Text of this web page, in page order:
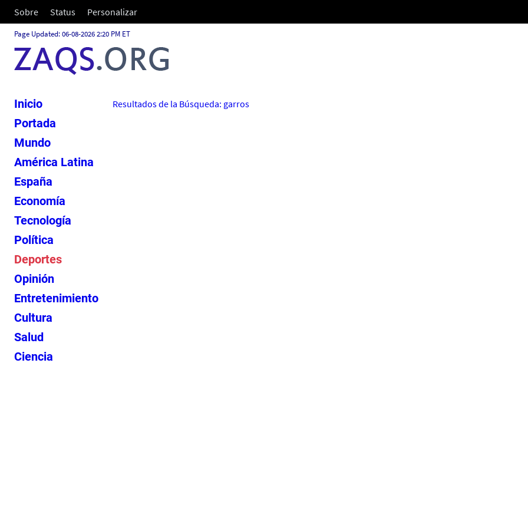
Sobre Status Personalizar
Page Updated: 06-08-2026 2:20 PM ET
Inicio
Portada
Mundo
América Latina
España
Economía
Tecnología
Política
Deportes
Opinión
Entretenimiento
Cultura
Salud
Ciencia
Resultados de la Búsqueda: garros